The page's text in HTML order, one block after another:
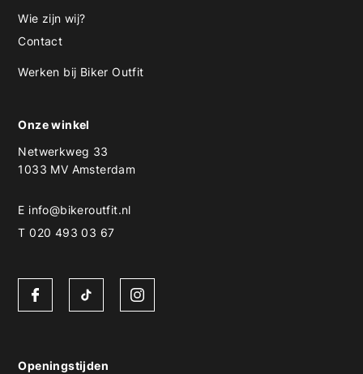
Wie zijn wij?
Contact
Werken bij Biker Outfit
Onze winkel
Netwerkweg 33
1033 MV Amsterdam
E info@bikeroutfit.nl
T 020 493 03 67
Openingstijden